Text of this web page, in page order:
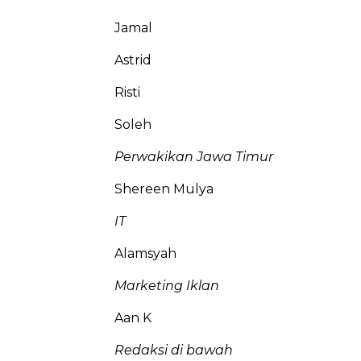
Jamal
Astrid
Risti
Soleh
Perwakikan Jawa Timur
Shereen Mulya
IT
Alamsyah
Marketing Iklan
Aan K
Redaksi di bawah